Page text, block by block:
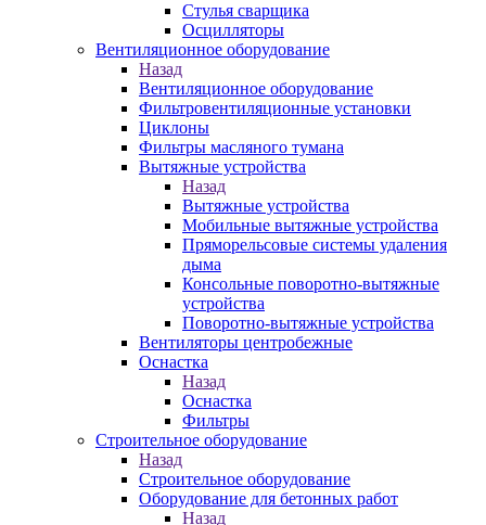
Стулья сварщика
Осцилляторы
Вентиляционное оборудование
Назад
Вентиляционное оборудование
Фильтровентиляционные установки
Циклоны
Фильтры масляного тумана
Вытяжные устройства
Назад
Вытяжные устройства
Мобильные вытяжные устройства
Пряморельсовые системы удаления
дыма
Консольные поворотно-вытяжные
устройства
Поворотно-вытяжные устройства
Вентиляторы центробежные
Оснастка
Назад
Оснастка
Фильтры
Строительное оборудование
Назад
Строительное оборудование
Оборудование для бетонных работ
Назад